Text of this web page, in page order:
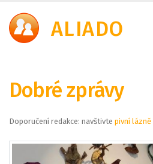
ALIADO
Dobré zprávy
Doporučení redakce: navštivte pivní lázně